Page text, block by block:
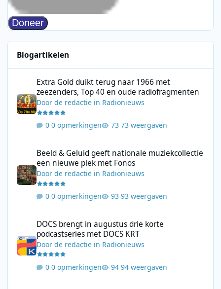
Blogartikelen
Extra Gold duikt terug naar 1966 met
zeezenders, Top 40 en oude radiofragmenten
Doorde redactie in Radionieuws
0 opmerkingen 73 weergaven
Beeld & Geluid geeft nationale muziekcollectie
een nieuwe plek met Fonos
Doorde redactie in Radionieuws
0 opmerkingen 93 weergaven
DOCS brengt in augustus drie korte
podcastseries met DOCS KRT
Doorde redactie in Radionieuws
0 opmerkingen 94 weergaven